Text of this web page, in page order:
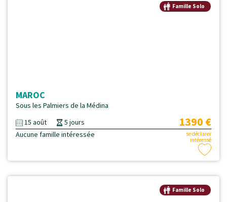
Famille Solo
MAROC
Sous les Palmiers de la Médina
15 août
5 jours 1390 €
Aucune famille intéressée
se déclarer
intéressé
Famille Solo